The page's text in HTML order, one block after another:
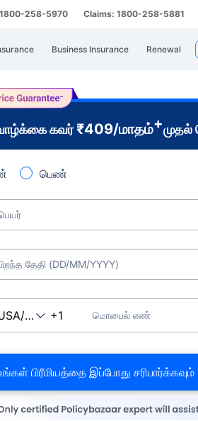
258-5970 Claims: 1800-258-5881
Business Insurance Renewal
கவர்₹409/மாதம்+
பெண்
தேதி (DD/MM/YYYY)
மொபைல் எண்
பிரீமியத்தை இப்போது சரிபார்க்கவும்